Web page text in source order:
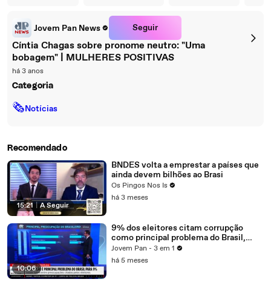
Jovem Pan News Seguir
Cíntia Chagas sobre pronome neutro: "Uma
bobagem" | MULHERES POSITIVAS
há 3 anos
Categoria
🗞Notícias
Recomendado
15:21 | A Seguir
BNDES volta a emprestar a países que
ainda devem bilhões ao Brasi
Os Pingos Nos Is
há 3 meses
10:06
9% dos eleitores citam corrupção
como principal problema do Brasil,
segundo Datafolha
Jovem Pan - 3 em 1
há 5 meses